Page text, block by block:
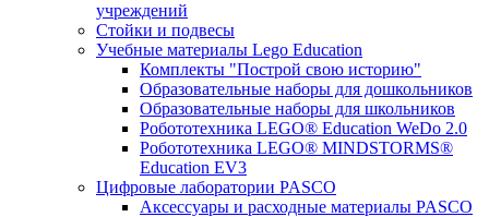
учреждений
Стойки и подвесы
Учебные материалы Lego Education
Комплекты "Построй свою историю"
Образовательные наборы для дошкольников
Образовательные наборы для школьников
Робототехника LEGO® Education WeDo 2.0
Робототехника LEGO® MINDSTORMS®
Education EV3
Цифровые лаборатории PASCO
Аксессуары и расходные материалы PASCO